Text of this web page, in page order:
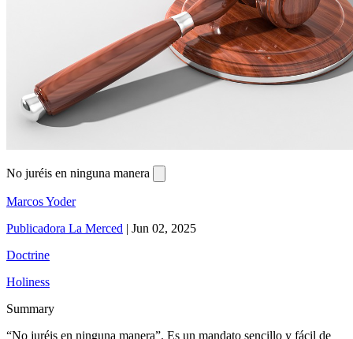
No juréis en ninguna manera
Marcos Yoder
Publicadora La Merced | Jun 02, 2025
Doctrine
Holiness
Summary
“No juréis en ninguna manera”. Es un mandato sencillo y fácil de